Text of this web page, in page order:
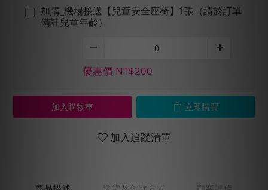
加購_機場接送【兒童安全座椅】1張（請於訂單
備註兒童年齡）
優惠價 NT$200
加入購物車 立即購買
加入追蹤清單